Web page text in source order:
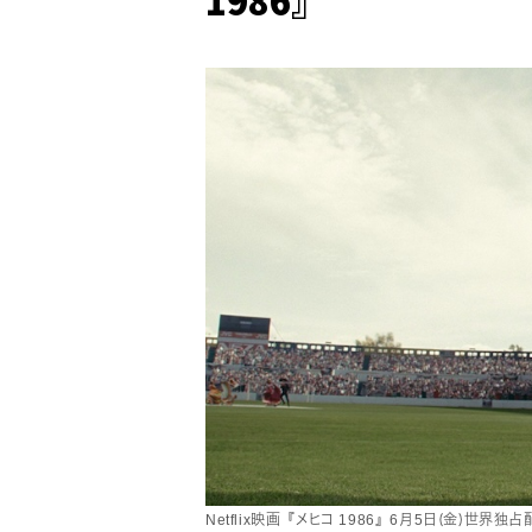
Netflix映画『メヒコ 1986』6月5日（金）世界独占